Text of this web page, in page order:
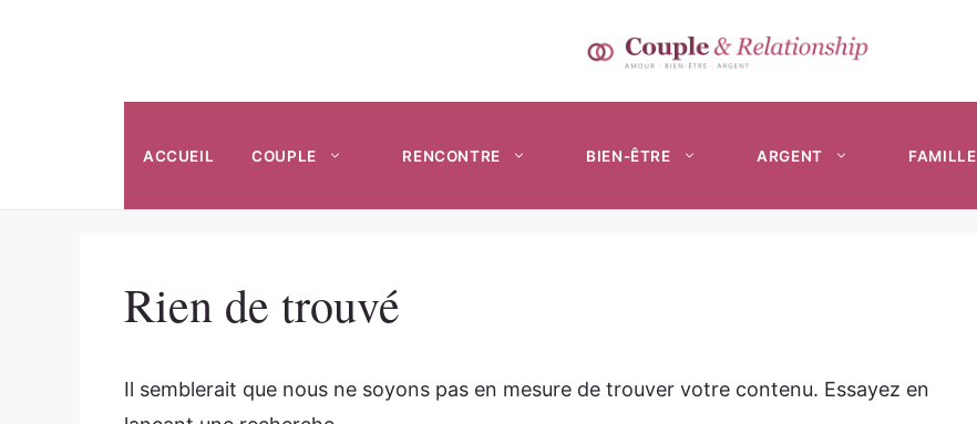
ACCUEIL COUPLE RENCONTRE BIEN-ÊTRE ARGENT FAMILLE
Rien de trouvé
Il semblerait que nous ne soyons pas en mesure de trouver votre contenu. Essayez en